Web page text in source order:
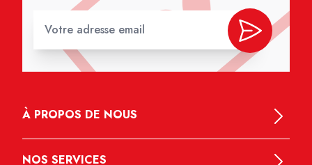
À PROPOS DE NOUS
NOS SERVICES